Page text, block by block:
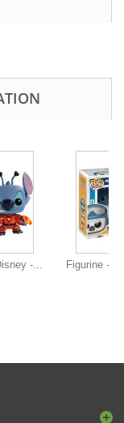
-...
Figurine -